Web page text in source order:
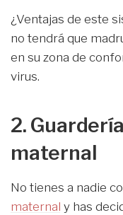
¿Ventajas de este
no tendrá que
en su zona de
virus.
2.
maternal
No tienes a nadie
maternal y has